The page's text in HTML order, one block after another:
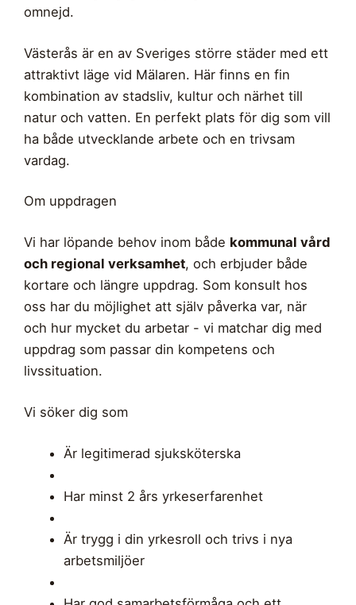
omnejd.
Västerås är en av Sveriges större städer med ett
attraktivt läge vid Mälaren. Här finns en fin
kombination av stadsliv, kultur och närhet till
natur och vatten. En perfekt plats för dig som vill
ha både utvecklande arbete och en trivsam
vardag.
Om uppdragen
Vi har löpande behov inom både kommunal vård
och regional verksamhet, och erbjuder både
kortare och längre uppdrag. Som konsult hos
oss har du möjlighet att själv påverka var, när
och hur mycket du arbetar - vi matchar dig med
uppdrag som passar din kompetens och
livssituation.
Vi söker dig som
Är legitimerad sjuksköterska
Har minst 2 års yrkeserfarenhet
Är trygg i din yrkesroll och trivs i nya
arbetsmiljöer